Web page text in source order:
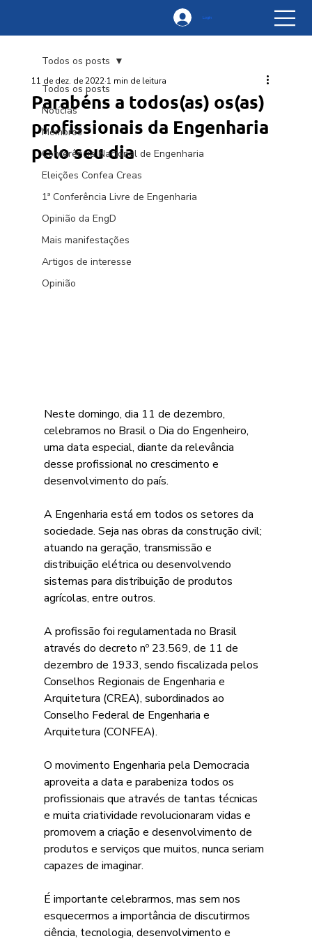
Login
Todos os posts
Notícias
Membros
Conferência Nacional de Engenharia
Eleições Confea Creas
1ª Conferência Livre de Engenharia
Opinião da EngD
Mais manifestações
Artigos de interesse
Opinião
Todos os posts
Parabéns a todos(as) os(as)
profissionais da Engenharia
pelo seu dia
11 de dez. de 2022 1 min de leitura
Neste domingo, dia 11 de dezembro,
celebramos no Brasil o Dia do Engenheiro,
uma data especial, diante da relevância
desse profissional no crescimento e
desenvolvimento do país.
A Engenharia está em todos os setores da
sociedade. Seja nas obras da construção civil;
atuando na geração, transmissão e
distribuição elétrica ou desenvolvendo
sistemas para distribuição de produtos
agrícolas, entre outros.
A profissão foi regulamentada no Brasil
através do decreto nº 23.569, de 11 de
dezembro de 1933, sendo fiscalizada pelos
Conselhos Regionais de Engenharia e
Arquitetura (CREA), subordinados ao
Conselho Federal de Engenharia e
Arquitetura (CONFEA).
O movimento Engenharia pela Democracia
aproveita a data e parabeniza todos os
profissionais que através de tantas técnicas
e muita criatividade revolucionaram vidas e
promovem a criação e desenvolvimento de
produtos e serviços que muitos, nunca seriam
capazes de imaginar.
É importante celebrarmos, mas sem nos
esquecermos a importância de discutirmos
ciência, tecnologia, desenvolvimento e